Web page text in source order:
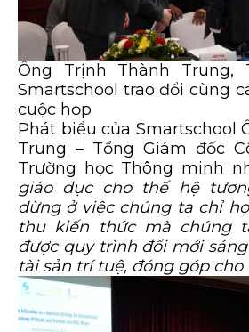
Ông Trịnh Thành Trung,
Smartschool trao đổi cùng
cuộc họp
Phát biểu của Smartschool
Trung – Tổng Giám đốc
Trường học Thông minh
giáo dục cho thế hệ
dừng ở việc chúng ta chỉ
thu kiến thức mà chúng
được quy trình đổi mới sáng
tài sản trí tuệ, đóng góp cho